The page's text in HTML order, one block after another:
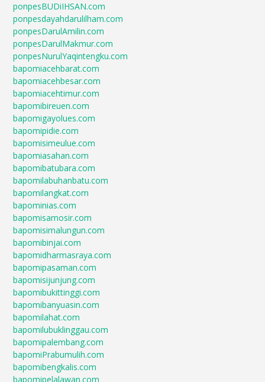
ponpesBUDiIHSAN.com
ponpesdayahdarulilham.com
ponpesDarulAmilin.com
ponpesDarulMakmur.com
ponpesNurulYaqintengku.com
bapomiacehbarat.com
bapomiacehbesar.com
bapomiacehtimur.com
bapomibireuen.com
bapomigayolues.com
bapomipidie.com
bapomisimeulue.com
bapomiasahan.com
bapomibatubara.com
bapomilabuhanbatu.com
bapomilangkat.com
bapominias.com
bapomisamosir.com
bapomisimalungun.com
bapomibinjai.com
bapomidharmasraya.com
bapomipasaman.com
bapomisijunjung.com
bapomibukittinggi.com
bapomibanyuasin.com
bapomilahat.com
bapomilubuklinggau.com
bapomipalembang.com
bapomiPrabumulih.com
bapomibengkalis.com
bapomipelalawan.com